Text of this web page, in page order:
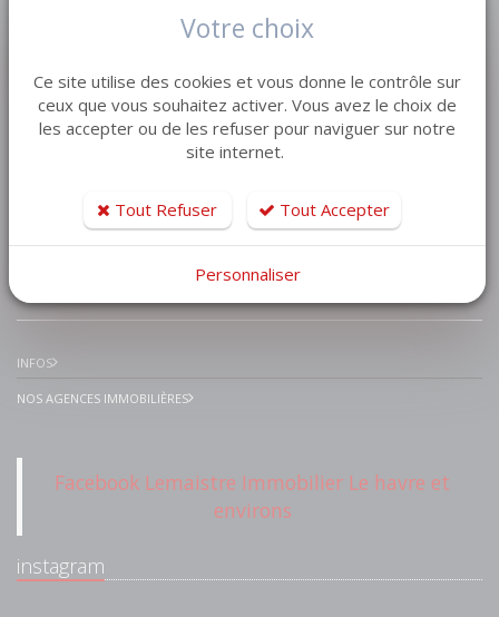
VENTE TERRAIN
VENTE IMMEUBLE
INFOS
NOS AGENCES IMMOBILIÈRES
Facebook Lemaistre Immobilier Le havre et
environs
instagram
Votre choix
Ce site utilise des cookies et vous donne le contrôle sur
ceux que vous souhaitez activer. Vous avez le choix de
les accepter ou de les refuser pour naviguer sur notre
site internet.
Tout Refuser Tout Accepter
Personnaliser